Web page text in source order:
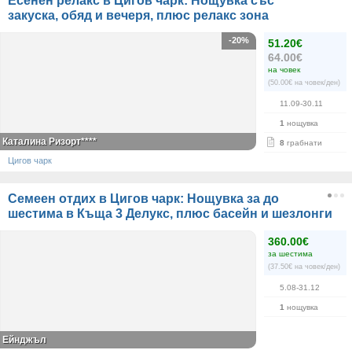
закуска, обяд и вечеря, плюс релакс зона
51.20€
64.00€
на човек
(50.00€ на човек/ден)
11.09-30.11
1 нощувка
8 грабнати
-20%
Каталина Ризорт****
Цигов чарк
Семеен отдих в Цигов чарк: Нощувка за до
шестима в Къща 3 Делукс, плюс басейн и шезлонги
360.00€
за шестима
(37.50€ на човек/ден)
5.08-31.12
1 нощувка
Ейнджъл